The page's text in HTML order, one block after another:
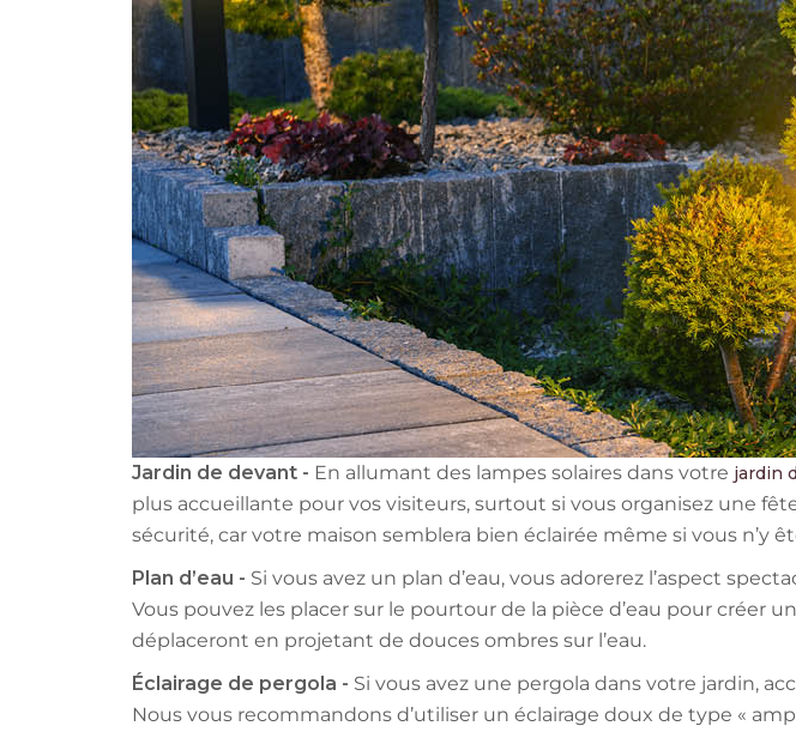
Jardin de devant - En allumant des lampes solaires dans votre jardin
plus accueillante pour vos visiteurs, surtout si vous organisez une
sécurité, car votre maison semblera bien éclairée même si vous n’y
Plan d’eau - Si vous avez un plan d’eau, vous adorerez l’aspect
Vous pouvez les placer sur le pourtour de la pièce d’eau pour créer
déplaceront en projetant de douces ombres sur l’eau.
Éclairage de pergola - Si vous avez une pergola dans votre jardin,
Nous vous recommandons d’utiliser un éclairage doux de type «